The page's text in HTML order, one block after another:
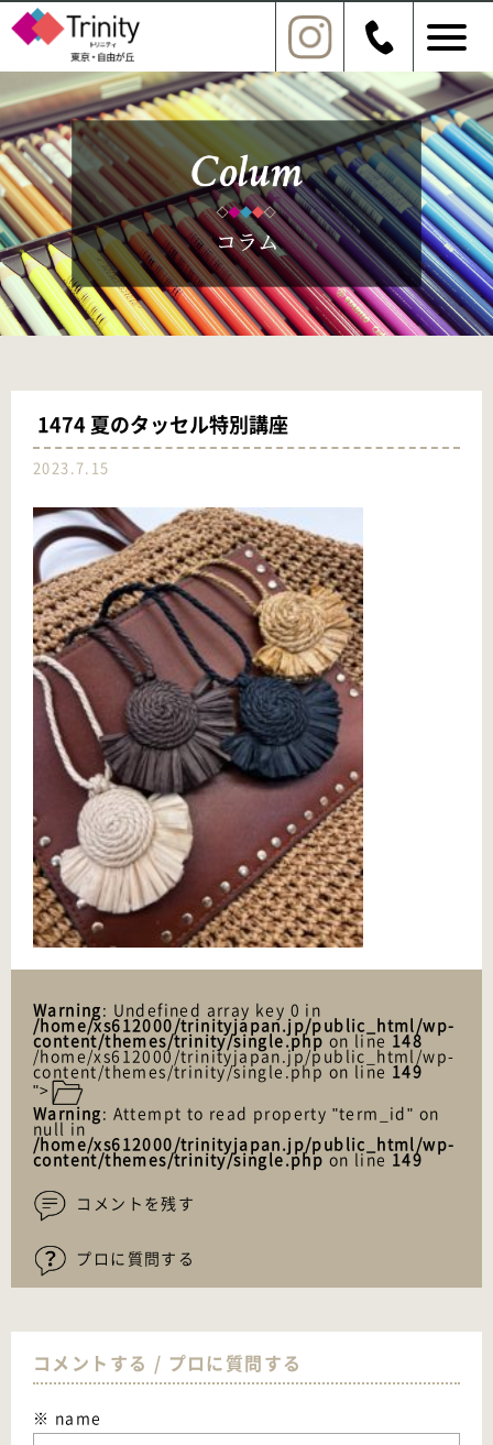
1474 夏のタッセル特別講座
2023.7.15
Warning: Undefined array key 0 in
/home/xs612000/trinityjapan.jp/public_html/wp-
content/themes/trinity/single.phpon line148
/home/xs612000/trinityjapan.jp/public_html/wp-
content/themes/trinity/single.php on line149
">
Warning: Attempt to read property "term_id" on
null in
/home/xs612000/trinityjapan.jp/public_html/wp-
content/themes/trinity/single.phpon line149
コメントを残す
プロに質問する
コメントする / プロに質問する
※ name